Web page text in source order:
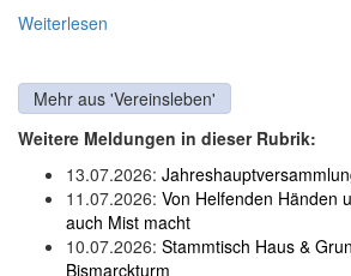
Weiterlesen
Mehr aus 'Vereinsleben'
Weitere Meldungen in dieser Rubrik:
13.07.2026:
11.07.2026: Von Helfenden Händen
auch Mist macht
10.07.2026: Stammtisch Haus &
Bismarckturm